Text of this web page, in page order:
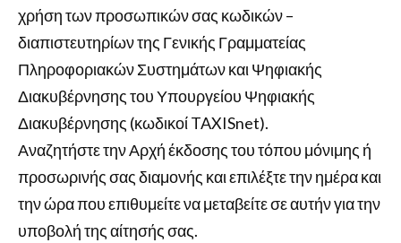
χρήση των προσωπικών σας κωδικών –
διαπιστευτηρίων της Γενικής Γραμματείας
Πληροφοριακών Συστημάτων και Ψηφιακής
Διακυβέρνησης του Υπουργείου Ψηφιακής
Διακυβέρνησης (κωδικοί TAXISnet).
Αναζητήστε την Αρχή έκδοσης του τόπου μόνιμης ή
προσωρινής σας διαμονής και επιλέξτε την ημέρα και
την ώρα που επιθυμείτε να μεταβείτε σε αυτήν για την
υποβολή της αίτησής σας.